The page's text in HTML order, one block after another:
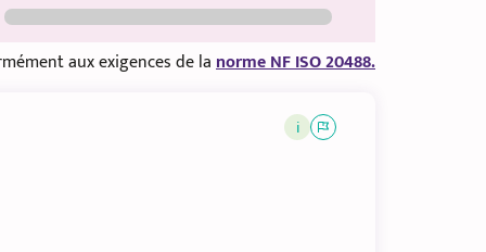
aux exigences de lanorme NF ISO 20488.
i